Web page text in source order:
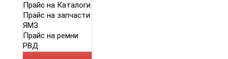
Прайс на Каталоги
Прайс на запчасти
ЯМЗ
Прайс на ремни
РВД